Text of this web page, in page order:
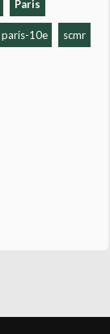
Paris
paris-10e scmr